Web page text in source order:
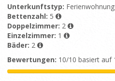
Unterkunftstyp: Ferienwohnung
Bettenzahl: 5
Doppelzimmer: 2
Einzelzimmer: 1
Bäder: 2
Bewertungen: 10/10 basiert auf